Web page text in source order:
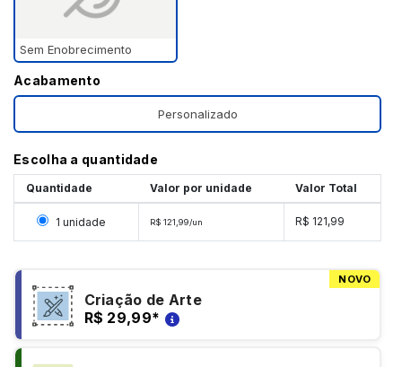
Sem Enobrecimento
Acabamento
Personalizado
Escolha a quantidade
Quantidade Valor por unidade Valor Total
Selecionar 1 unidade
1 unidade R$ 121,99/un R$ 121,99
NOVO
Criação de Arte
R$ 29,99*